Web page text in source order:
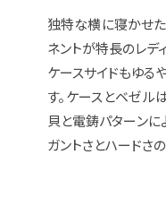
独特な横に寝かせ
ネントが特長のレデ
ケースサイドもゆる
す。ケースとベゼ
貝と電鋳パターンに
ガントさとハードさ